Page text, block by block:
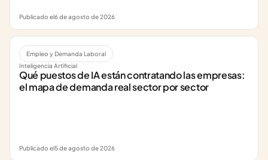
Publicado el6 de agosto de 2026
Empleo y Demanda Laboral
Inteligencia Artificial
Qué puestos de IA están contratando las empresas:
el mapa de demanda real sector por sector
Publicado el5 de agosto de 2026